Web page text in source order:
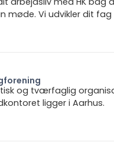
møde. Vi udvikler dit
og tværfaglig
ligger i Aarhus.